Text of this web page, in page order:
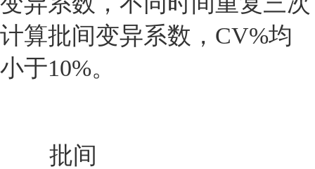
计算批间变异系数，CV%均
小于10%。
批间